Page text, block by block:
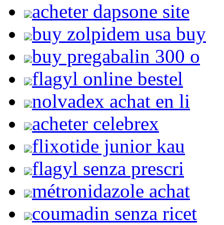
acheter dapsone site
buy zolpidem usa buy
buy pregabalin 300 o
flagyl online bestel
nolvadex achat en li
acheter celebrex
flixotide junior kau
flagyl senza prescri
métronidazole achat
coumadin senza ricet